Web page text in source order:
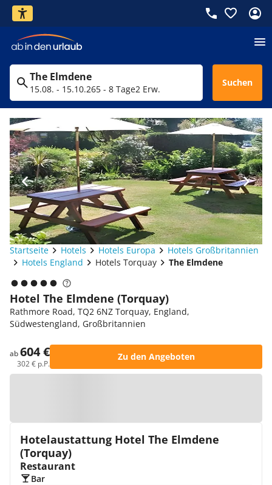
The Elmdene
15.08. - 15.10.265 - 8 Tage2 Erw.
Suchen
Startseite Hotels Hotels Europa
Hotels Großbritannien
Hotels England
Hotels Torquay The Elmdene
Hotel The Elmdene (Torquay)
Rathmore Road, TQ2 6NZ Torquay, England,
Südwestengland, Großbritannien
ab604 €
302 € p.P.
Zu den Angeboten
Hotelaustattung Hotel The Elmdene
(Torquay)
Restaurant
Bar